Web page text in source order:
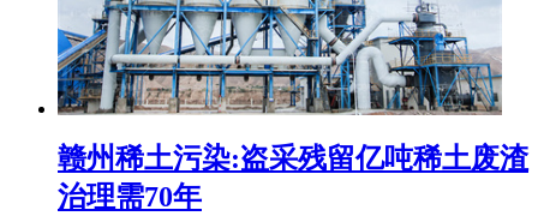
赣州稀土污染:盗采残留亿吨稀土废渣
治理需70年